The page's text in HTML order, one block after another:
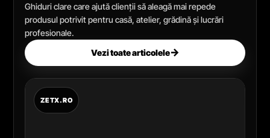
Ghiduri clare care ajută clienții să aleagă mai repede
produsul potrivit pentru casă, atelier, grădină și lucrări
profesionale.
Vezi toate articolele→